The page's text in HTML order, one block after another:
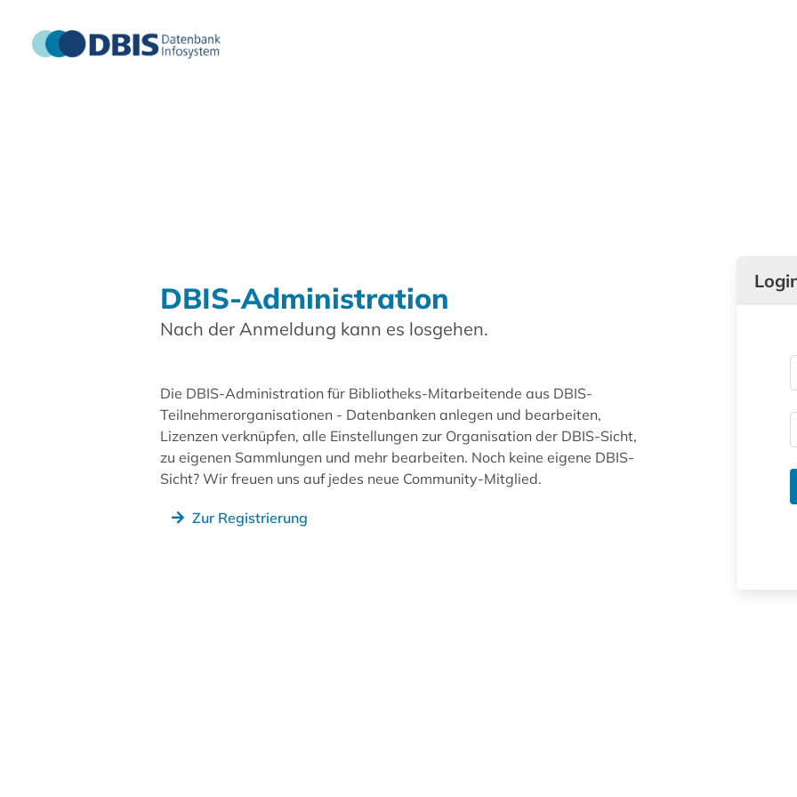
DBIS-Administration
Nach der Anmeldung kann es losgehen.
Die DBIS-Administration für Bibliotheks-Mitarbeitende aus DBIS-
Teilnehmerorganisationen - Datenbanken anlegen und bearbeiten,
Lizenzen verknüpfen, alle Einstellungen zur Organisation der DBIS-Sicht,
zu eigenen Sammlungen und mehr bearbeiten. Noch keine eigene DBIS-
Sicht? Wir freuen uns auf jedes neue Community-Mitglied.
Zur Registrierung